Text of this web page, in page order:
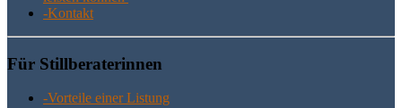
-Kon­takt
Für Still­be­ra­te­rin­nen
-Vor­tei­le einer Listung